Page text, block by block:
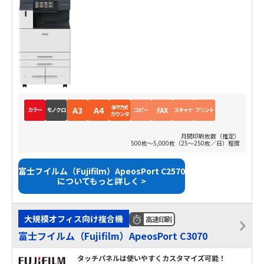
カラー モノクロ A3 A4 保守方式
カウンタ コピー FAX スキャナ プリント
月間印刷枚数（推定）
500枚～5,000枚（25～250枚／日）程度
富士フイルム（Fujifilm）ApeosPort C2570
についてもっと詳しく >
大規模オフィス向け複合機 高速印刷
富士フイルム（Fujifilm）ApeosPort C3070
タッチパネルは使いやすくカスタマイズ可能！